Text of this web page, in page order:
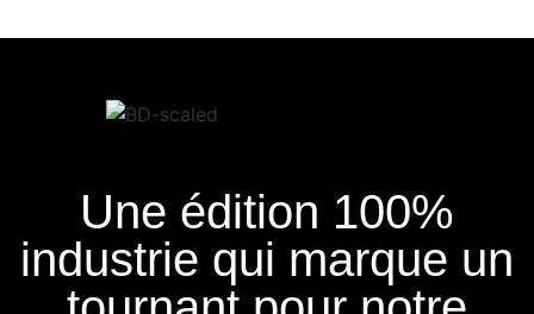
Une édition 100%
industrie qui marque un